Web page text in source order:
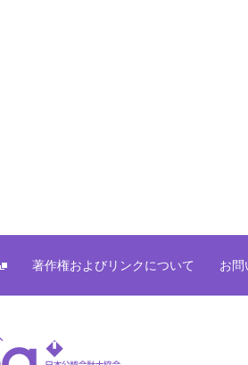
著作権およびリンクについて お問